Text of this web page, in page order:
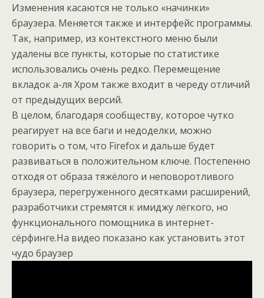
Изменения касаются не только «начинки»
браузера. Меняется также и интерфейс программы.
Так, например, из контекстного меню были
удалены все пункты, которые по статистике
использовались очень редко. Перемещение
вкладок а-ля Хром также входит в череду отличий
от предыдущих версий.
В целом, благодаря сообществу, которое чутко
реагирует на все баги и недоделки, можно
говорить о том, что Firefox и дальше будет
развиваться в положительном ключе. Постепенно
отходя от образа тяжёлого и неповоротливого
браузера, перегруженного десятками расширений,
разработчики стремятся к имиджу лёгкого, но
функционального помощника в интернет-
сёрфинге.На видео показано как установить этот
чудо браузер